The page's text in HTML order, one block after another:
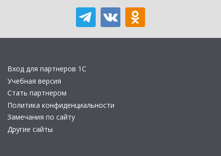
Вход для партнеров 1С
Учебная версия
Стать партнером
Политика конфиденциальности
Замечания по сайту
Другие сайты